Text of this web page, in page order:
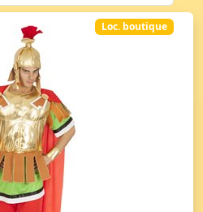
Loc. boutique